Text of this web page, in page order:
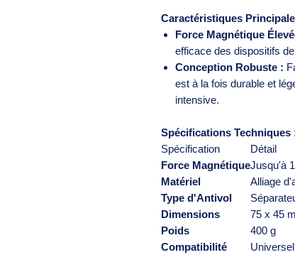
Caractéristiques
Force Magnétique
efficace des dispositifs
Conception Robuste :
est à la fois durable et
intensive.
Spécifications Techniques
Spécification
Détail
Force MagnétiqueJusqu'à
Matériel
Alliage
Type d'Antivol
Dimensions
75 x 45
Poids
400 g
Compatibilité